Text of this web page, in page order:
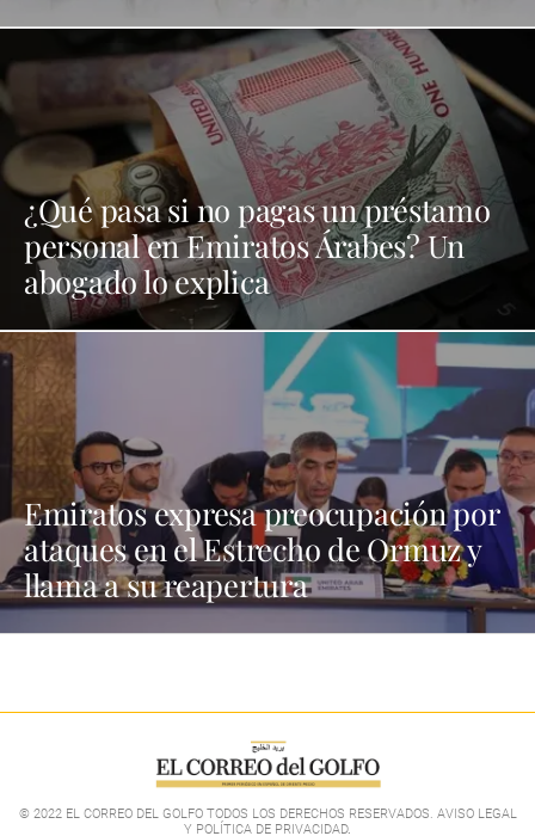
¿Qué pasa si no pagas un préstamo
personal en Emiratos Árabes? Un
abogado lo explica
Emiratos expresa preocupación por
ataques en el Estrecho de Ormuz y
llama a su reapertura
© 2022 EL CORREO DEL GOLFO TODOS LOS DERECHOS RESERVADOS. AVISO LEGAL
Y POLÍTICA DE PRIVACIDAD.